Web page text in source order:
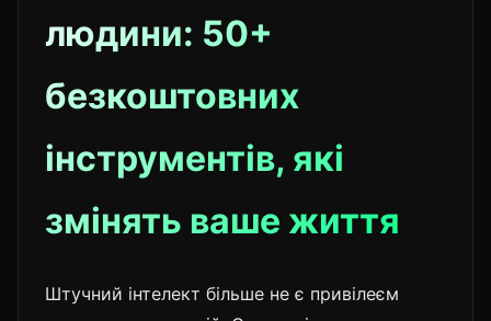
людини: 50+
безкоштовних
інструментів, які
змінять ваше життя
Штучний інтелект більше не є привілеєм